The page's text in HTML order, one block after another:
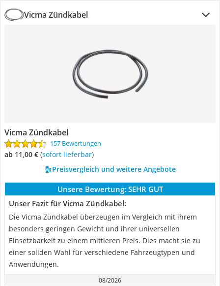
Vicma Zündkabel
Vicma Zündkabel
157 Bewertungen
ab 11,00 € ( Sofort lieferbar)
Preisvergleich und weitere Angebote
Unsere Bewertung: SEHR GUT
Unser Fazit für Vicma Zündkabel:
Die Vicma Zündkabel überzeugen im Vergleich mit ihrem
besonders geringen Gewicht und ihrer universellen
Einsetzbarkeit zu einem mittleren Preis. Dies macht sie zu
einer soliden Wahl für verschiedene Fahrzeugtypen und
Anwendungen.
08/2026